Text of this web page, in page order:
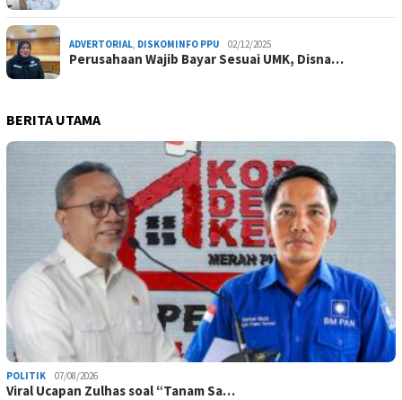
ADVERTORIAL, DISKOMINFO PPU 02/12/2025
Perusahaan Wajib Bayar Sesuai UMK, Disna…
BERITA UTAMA
POLITIK 07/08/2026
Viral Ucapan Zulhas soal “Tanam Sa…